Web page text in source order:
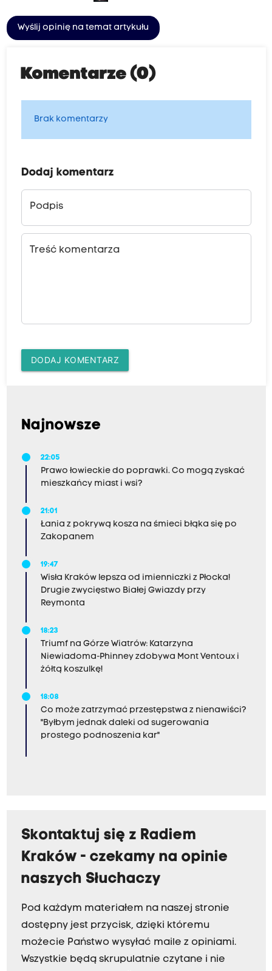
Wyślij opinię na temat artykułu
Komentarze (0)
Brak komentarzy
Dodaj komentarz
Podpis
Treść komentarza
DODAJ KOMENTARZ
Najnowsze
22:05
Prawo łowieckie do poprawki. Co mogą zyskać
mieszkańcy miast i wsi?
21:01
Łania z pokrywą kosza na śmieci błąka się po
Zakopanem
19:47
Wisła Kraków lepsza od imienniczki z Płocka!
Drugie zwycięstwo Białej Gwiazdy przy
Reymonta
18:23
Triumf na Górze Wiatrów: Katarzyna
Niewiadoma-Phinney zdobywa Mont Ventoux i
żółtą koszulkę!
18:08
Co może zatrzymać przestępstwa z nienawiści?
"Byłbym jednak daleki od sugerowania
prostego podnoszenia kar"
Skontaktuj się z Radiem
Kraków - czekamy na opinie
naszych Słuchaczy
Pod każdym materiałem na naszej stronie
dostępny jest przycisk, dzięki któremu
możecie Państwo wysyłać maile z opiniami.
Wszystkie będą skrupulatnie czytane i nie